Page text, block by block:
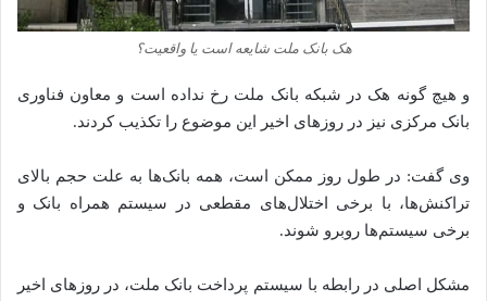
هک بانک ملت شایعه است یا واقعیت؟
و هیچ گونه هک در شبکه بانک ملت رخ نداده است و معاون فناوری
بانک مرکزی نیز در روزهای اخیر این موضوع را تکذیب کردند.
وی گفت: در طول روز ممکن است، همه بانک‌ها به علت حجم بالای
تراکنش‌ها، با برخی اختلال‌های مقطعی در سیستم همراه بانک و
برخی سیستم‌ها روبرو شوند.
مشکل اصلی در رابطه با سیستم پرداخت بانک ملت، در روزهای اخیر